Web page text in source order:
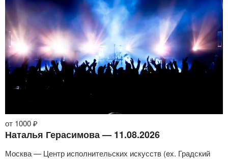
от 1000 ₽
Наталья Герасимова — 11.08.2026
Москва — Центр исполнительских искусств (ex. Градский